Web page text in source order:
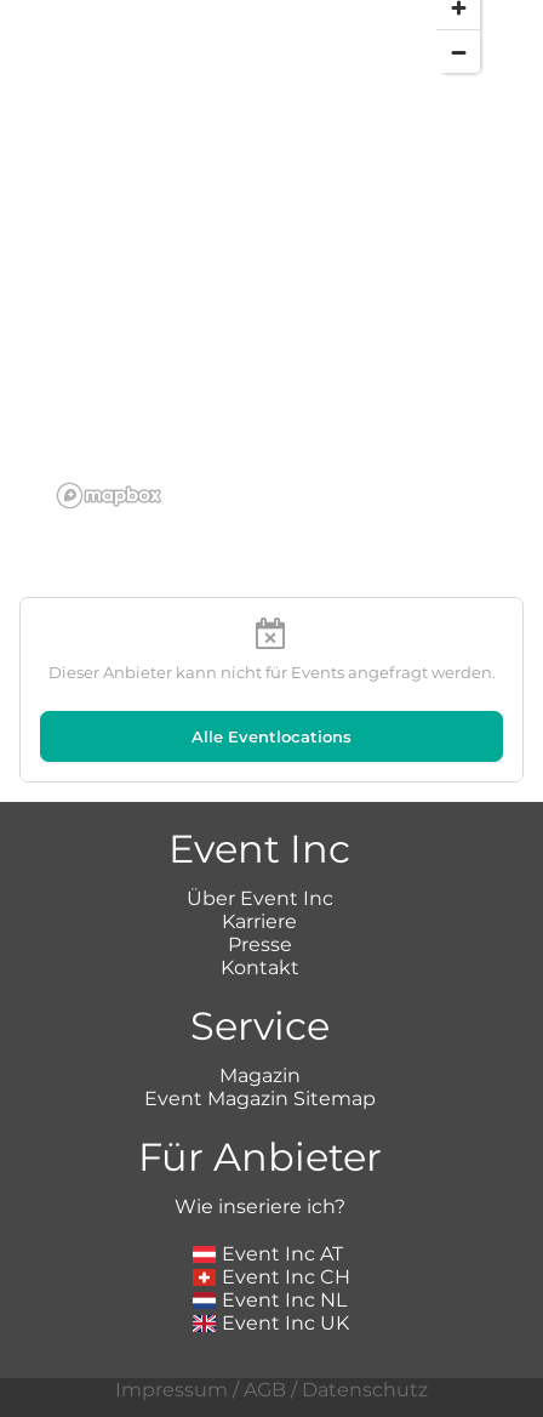
Dieser Anbieter kann nicht für Events angefragt werden.
Alle Eventlocations
Event Inc
Über Event Inc
Karriere
Presse
Kontakt
Service
Magazin
Event Magazin Sitemap
Für Anbieter
Wie inseriere ich?
Event Inc AT
Event Inc CH
Event Inc NL
Event Inc UK
Impressum /AGB / Datenschutz